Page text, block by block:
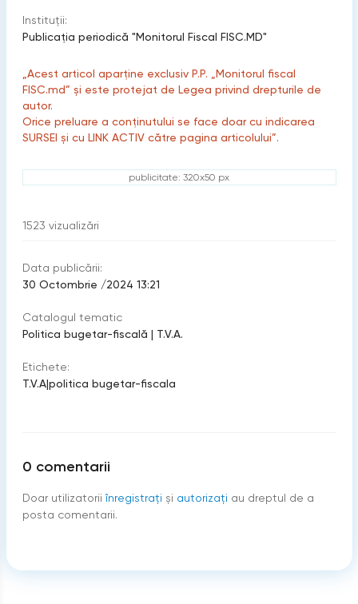
Instituții:
Publicaţia periodică "Monitorul Fiscal FISC.MD"
„Acest articol aparține exclusiv P.P. „Monitorul fiscal
FISC.md” și este protejat de Legea privind drepturile de
autor.
Orice preluare a conținutului se face doar cu indicarea
SURSEI și cu LINK ACTIV către pagina articolului”.
publicitate: 320x50 px
1523 vizualizări
Data publicării:
30 Octombrie /2024 13:21
Catalogul tematic
Politica bugetar-fiscală | T.V.A.
Etichete:
T.V.A|politica bugetar-fiscala
0 comentarii
Doar utilizatorii înregistraţi şi autorizați au dreptul de a
posta comentarii.